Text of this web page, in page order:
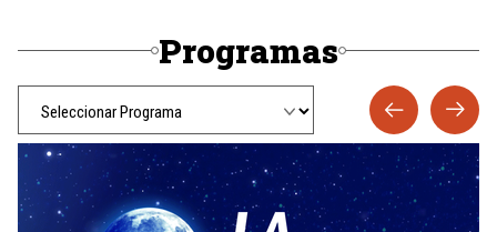
Programas